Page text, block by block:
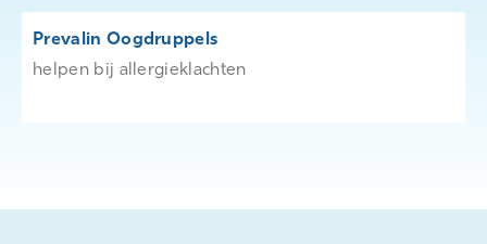
Prevalin Oogdruppels
helpen bij allergieklachten